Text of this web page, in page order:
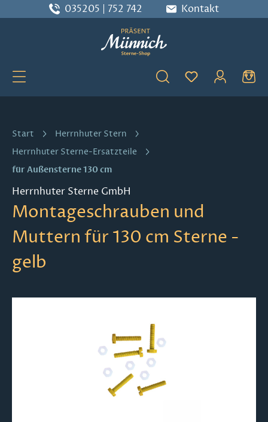
Zum Hauptinhalt springen
035205 | 752 742 Kontakt
Du hast 0
Start
Herrnhuter Stern
Herrnhuter Sterne-Ersatzteile
für Außensterne 130 cm
Herrnhuter Sterne GmbH
Montageschrauben und
Muttern für 130 cm Sterne -
gelb